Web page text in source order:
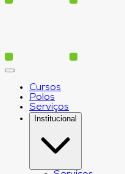
Cursos
Polos
Serviços
Institucional